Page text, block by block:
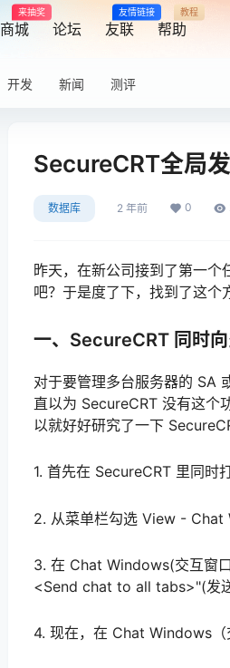
商城
来抽奖
论坛 友联
友情链接
帮助
教程
开发 新闻 测评
SecureCRT全局
数据库 2 年前 0
昨天，在新公司接到了第一
吧？于是度了下，找到了这个
一、SecureCRT 同时
对于要管理多台服务器的 SA
直以为 SecureCRT 没有这个
以就好好研究了一下
1. 首先在 SecureCRT 里同时
2. 从菜单栏勾选 View -
3. 在 Chat Windows(交互窗
<Send chat to all tabs>"(发
4. 现在，在 Chat Windows